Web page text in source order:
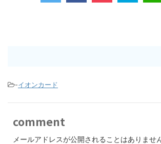
-イオンカード
comment
メールアドレスが公開されることはありません